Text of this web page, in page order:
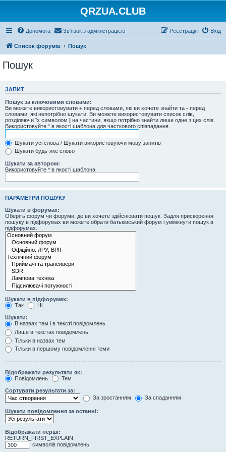
QRZUA.CLUB
Допомога Зв'язок з адміністрацією Вхід
Реєстрація
Список форумів Пошук
Пошук
ЗАПИТ
Пошук за ключовими словами:
Ви можете використовувати + перед словами, які ви хочете знайти та - перед
словами, які непотрібно шукати. Ви можете використовувати список слів,
розділяючи їх символом | на частини, якщо потрібно знайти лише одне з цих слів.
Використовуйте * в якості шаблона для часткового співпадання.
Шукати усі слова / Шукати використовуючи мову запитів
Шукати будь-яке слово
Шукати за автором:
Використовуйте * в якості шаблона
ПАРАМЕТРИ ПОШУКУ
Шукати в форумах:
Оберіть форум чи форуми, де ви хочете здійснювати пошук. Задля прискорення
пошуку в підфорумах ви можете обрати батьківський форум і увімкнути пошук в
підфорумах.
Шукати в підфорумах:
Так
Ні
Шукати:
В назвах тем і в тексті повідомлень
Лише в текстах повідомлень
Тільки в назвах тем
Тільки в першому повідомленні теми
Відображати результати як:
Повідомлень
Тем
Сортувати результати за:
За зростанням
За спаданням
Шукати повідомлення за останні:
Відображати перші:
RETURN_FIRST_EXPLAIN
символів повідомлень